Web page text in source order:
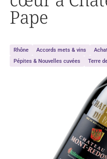
Pape
Rhône Accords mets & vins
Pépites & Nouvelles cuvées
Terre